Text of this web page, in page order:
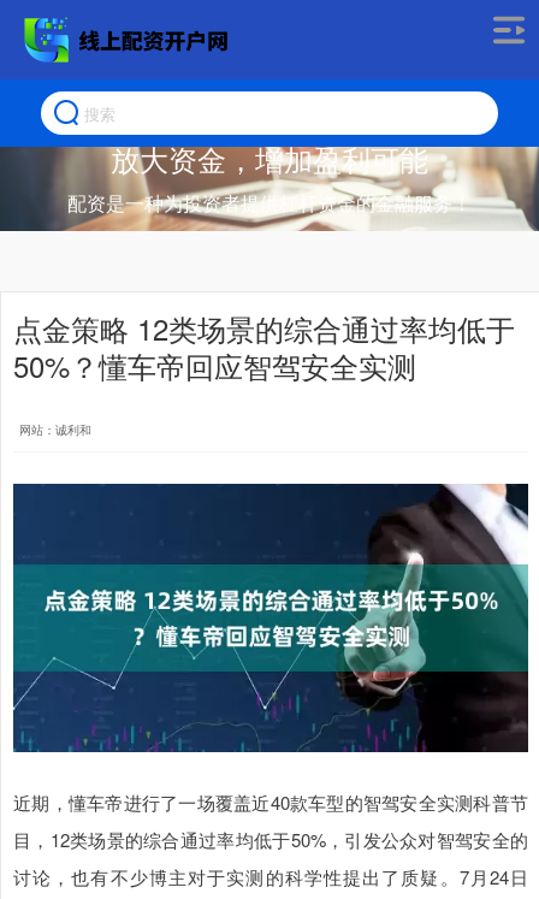
放大资金，增加盈利可能
配资是一种为投资者提供杠杆资金的金融服务！
点金策略 12类场景的综合通过率均低于
50%？懂车帝回应智驾安全实测
网站：诚利和
近期，懂车帝进行了一场覆盖近40款车型的智驾安全实测科普节
目，12类场景的综合通过率均低于50%，引发公众对智驾安全的
讨论，也有不少博主对于实测的科学性提出了质疑。7月24日